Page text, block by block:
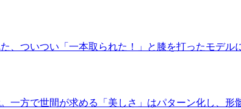
ついつい「一本取られた！」と膝を打ったモデル
一方で世間が求める「美しさ」はパターン化し、